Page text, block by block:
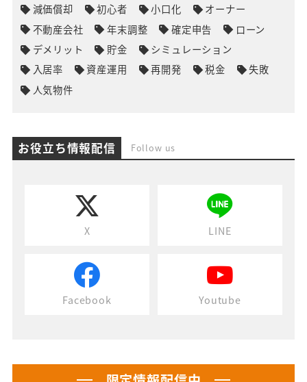
減価償却
初心者 小口化
オーナー
不動産会社
年末調整 確定申告
ローン
デメリット
貯金
シミュレーション
入居率
資産運用 再開発 税金
失敗
人気物件
お役立ち情報配信 Follow us
X LINE
Facebook Youtube